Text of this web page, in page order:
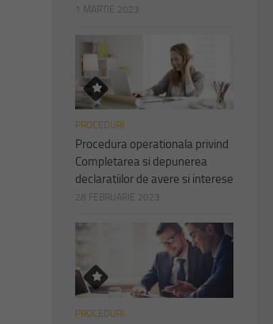
1 MARTIE 2023
PROCEDURI
Procedura operationala privind
Completarea si depunerea
declaratiilor de avere si interese
28 FEBRUARIE 2023
PROCEDURI